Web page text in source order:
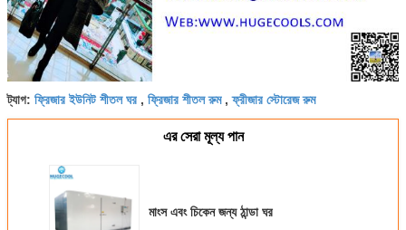
ট্যাগ: ফ্রিজার ইউনিট শীতল ঘর , ফ্রিজার শীতল রুম,ফ্রীজার স্টোরেজ রুম
এর সেরা মূল্য পান
মাংস এবং চিকেন জন্য ঠান্ডা ঘর